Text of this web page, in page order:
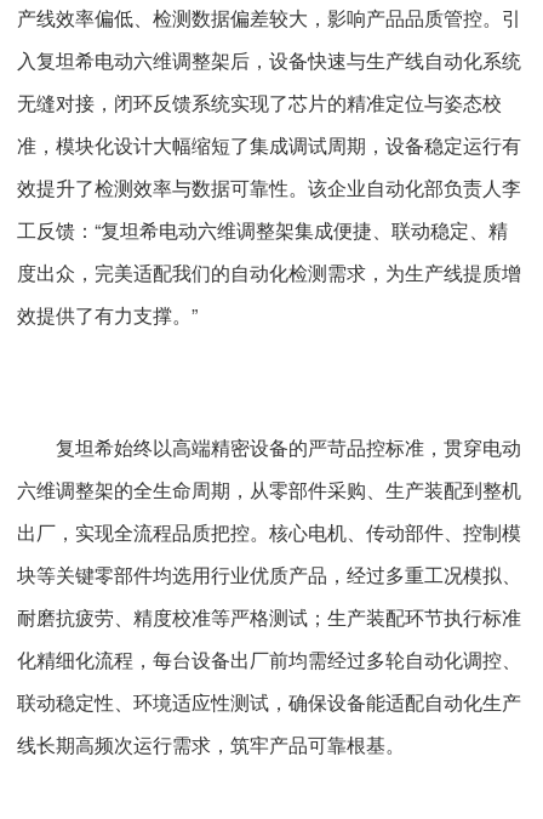
产线效率偏低、检测数据偏差较大，影响产品品质管控。引
入复坦希电动六维调整架后，设备快速与生产线自动化系统
无缝对接，闭环反馈系统实现了芯片的精准定位与姿态校
准，模块化设计大幅缩短了集成调试周期，设备稳定运行有
效提升了检测效率与数据可靠性。该企业自动化部负责人李
工反馈：“复坦希电动六维调整架集成便捷、联动稳定、精
度出众，完美适配我们的自动化检测需求，为生产线提质增
效提供了有力支撑。”
复坦希始终以高端精密设备的严苛品控标准，贯穿电动
六维调整架的全生命周期，从零部件采购、生产装配到整机
出厂，实现全流程品质把控。核心电机、传动部件、控制模
块等关键零部件均选用行业优质产品，经过多重工况模拟、
耐磨抗疲劳、精度校准等严格测试；生产装配环节执行标准
化精细化流程，每台设备出厂前均需经过多轮自动化调控、
联动稳定性、环境适应性测试，确保设备能适配自动化生产
线长期高频次运行需求，筑牢产品可靠根基。